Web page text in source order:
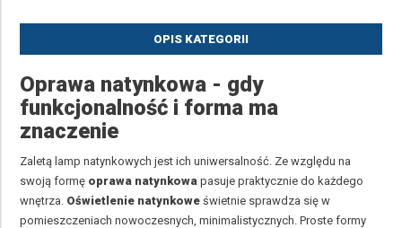
OPIS KATEGORII
Oprawa natynkowa - gdy
funkcjonalność i forma ma
znaczenie
Zaletą lamp natynkowych jest ich uniwersalność. Ze względu na
swoją formę oprawa natynkowa pasuje praktycznie do każdego
wnętrza. Oświetlenie natynkowe świetnie sprawdza się w
pomieszczeniach nowoczesnych, minimalistycznych. Proste formy